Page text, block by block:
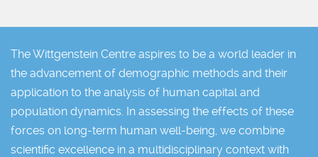
The Wittgenstein Centre aspires to be a world leader in
the advancement of demographic methods and their
application to the analysis of human capital and
population dynamics. In assessing the effects of these
forces on long-term human well-being, we combine
scientific excellence in a multidisciplinary context with